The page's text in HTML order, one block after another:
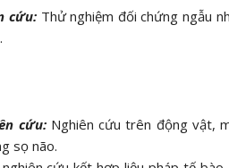
cứu:Thử nghiệm đối chứng ngẫu
cứu:Nghiên cứu trên động vật,
sọ não.